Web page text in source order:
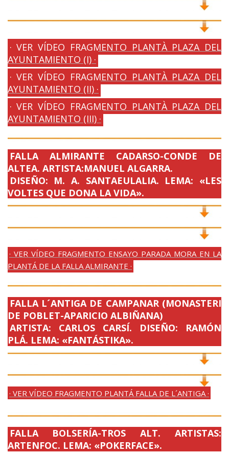
· VER VÍDEO FRAGMENTO PLANTÀ PLAZA DEL
AYUNTAMIENTO (I) ·
· VER VÍDEO FRAGMENTO PLANTÀ PLAZA DEL
AYUNTAMIENTO (II) ·
· VER VÍDEO FRAGMENTO PLANTÀ PLAZA DEL
AYUNTAMIENTO (III) ·
FALLA ALMIRANTE CADARSO-CONDE DE
ALTEA. ARTISTA:MANUEL ALGARRA.
DISEÑO: M. A. SANTAEULALIA. LEMA: «LES
VOLTES QUE DONA LA VIDA».
· VER VÍDEO FRAGMENTO ENSAYO PARADA MORA EN LA
PLANTÁ DE LA FALLA ALMIRANTE ·
FALLA L´ANTIGA DE CAMPANAR (MONASTERI
DE POBLET-APARICIO ALBIÑANA)
ARTISTA: CARLOS CARSÍ. DISEÑO: RAMÓN
PLÁ. LEMA: «FANTÁSTIKA».
· VER VÍDEO FRAGMENTO PLANTÁ FALLA DE L´ANTIGA ·
FALLA BOLSERÍA-TROS ALT. ARTISTAS:
ARTENFOC. LEMA: «POKERFACE».